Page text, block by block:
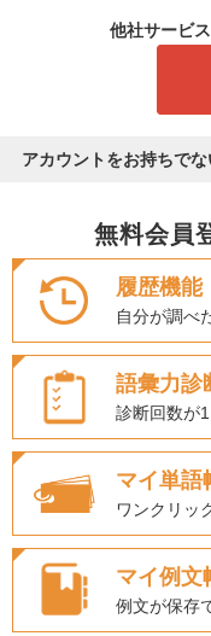
他社サービ
アカウントをお持ちで
無料会員
履歴機能
自分が調べ
語彙力診
診断回数が
マイ単語
ワンクリッ
マイ例文
例文が保存